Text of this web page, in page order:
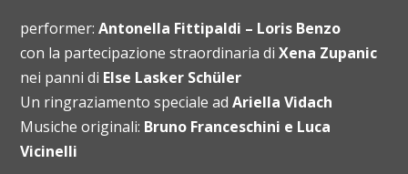
performer: Antonella Fittipaldi – Loris Benzo
con la partecipazione straordinaria di Xena Zupanic
nei panni di Else Lasker Schüler
Un ringraziamento speciale ad Ariella Vidach
Musiche originali: Bruno Franceschini e Luca
Vicinelli